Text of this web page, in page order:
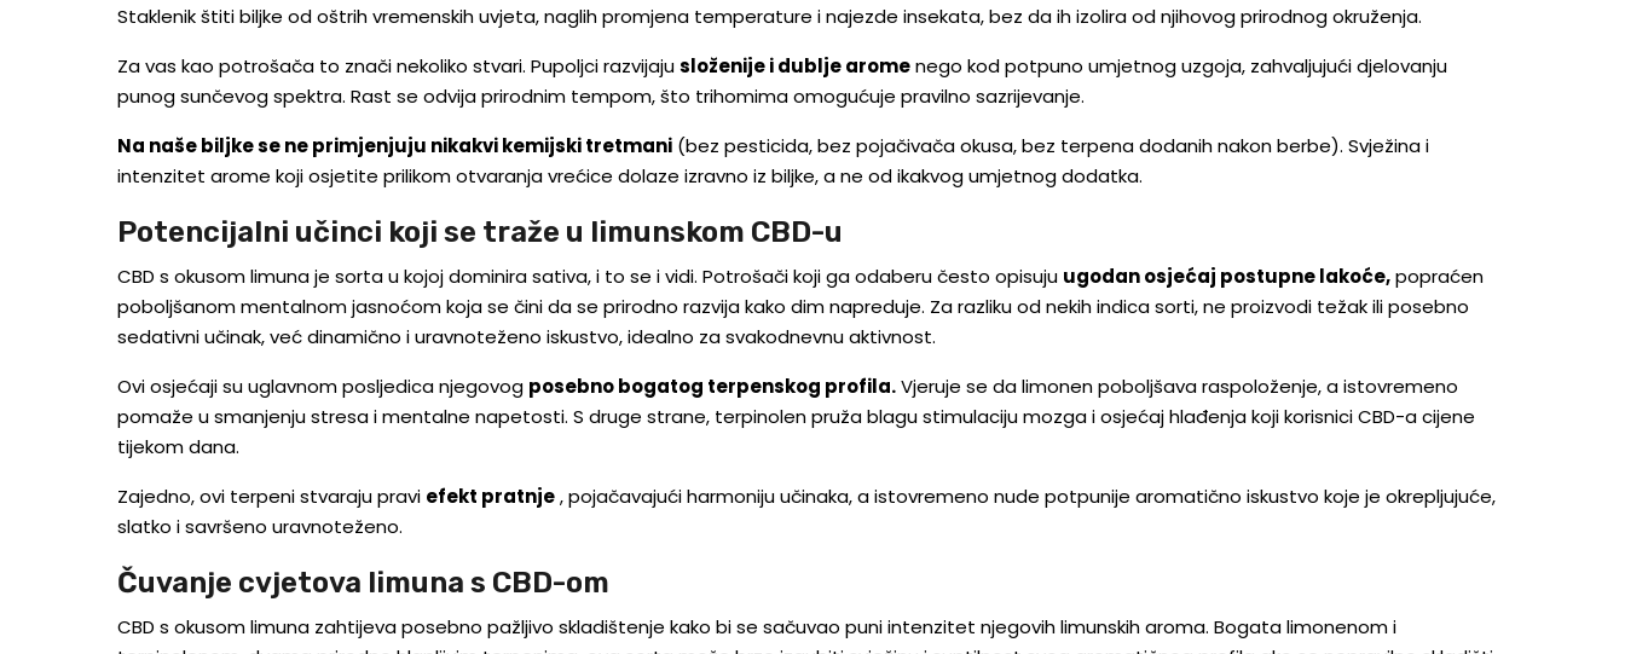
Staklenik štiti biljke od oštrih vremenskih uvjeta, naglih promjena temperature i najezde insekata, bez da ih izolira od njihovog prirodnog okruženja.
Za vas kao potrošača to znači nekoliko stvari. Pupoljci razvijajusloženije i dublje aromenego kod potpuno umjetnog uzgoja, zahvaljujući djelovanju
punog sunčevog spektra. Rast se odvija prirodnim tempom, što trihomima omogućuje pravilno sazrijevanje.
Na naše biljke se ne primjenjuju nikakvi kemijski tretmani (bez pesticida, bez pojačivača okusa, bez terpena dodanih nakon berbe). Svježina i
intenzitet arome koji osjetite prilikom otvaranja vrećice dolaze izravno iz biljke, a ne od ikakvog umjetnog dodatka.
Potencijalni učinci koji se traže u limunskom CBD-u
CBD s okusom limuna je sorta u kojoj dominira sativa, i to se i vidi. Potrošači koji ga odaberu često opisuju ugodan osjećaj postupne lakoće,popraćen
poboljšanom mentalnom jasnoćom koja se čini da se prirodno razvija kako dim napreduje. Za razliku od nekih indica sorti, ne proizvodi težak ili posebno
sedativni učinak, već dinamično i uravnoteženo iskustvo, idealno za svakodnevnu aktivnost.
Ovi osjećaji su uglavnom posljedica njegovog posebno bogatog terpenskog profila.Vjeruje se da limonen poboljšava raspoloženje, a istovremeno
pomaže u smanjenju stresa i mentalne napetosti. S druge strane, terpinolen pruža blagu stimulaciju mozga i osjećaj hlađenja koji korisnici CBD-a cijene
tijekom dana.
Zajedno, ovi terpeni stvaraju pravi efekt pratnje, pojačavajući harmoniju učinaka, a istovremeno nude potpunije aromatično iskustvo koje je okrepljujuće,
slatko i savršeno uravnoteženo.
Čuvanje cvjetova limuna s CBD-om
CBD s okusom limuna zahtijeva posebno pažljivo skladištenje kako bi se sačuvao puni intenzitet njegovih limunskih aroma. Bogata limonenom i